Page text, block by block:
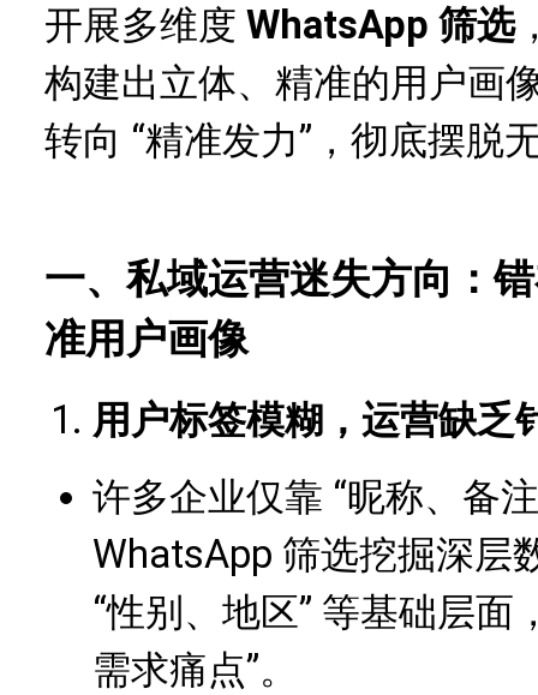
开展多维度 WhatsApp 筛选
构建出立体、精准的用户画
转向 “精准发力”，彻底摆脱
一、私域运营迷失方向：
准用户画像
用户标签模糊，运营缺乏
许多企业仅靠 “昵称、备
WhatsApp 筛选挖掘深层
“性别、地区” 等基础层
需求痛点”。